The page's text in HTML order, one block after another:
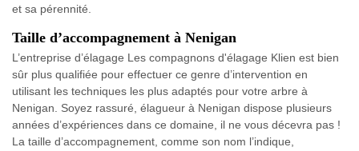
et sa pérennité.
Taille d’accompagnement à Nenigan
L’entreprise d’élagage Les compagnons d'élagage Klien est bien
sûr plus qualifiée pour effectuer ce genre d’intervention en
utilisant les techniques les plus adaptés pour votre arbre à
Nenigan. Soyez rassuré, élagueur à Nenigan dispose plusieurs
années d’expériences dans ce domaine, il ne vous décevra pas !
La taille d’accompagnement, comme son nom l’indique,